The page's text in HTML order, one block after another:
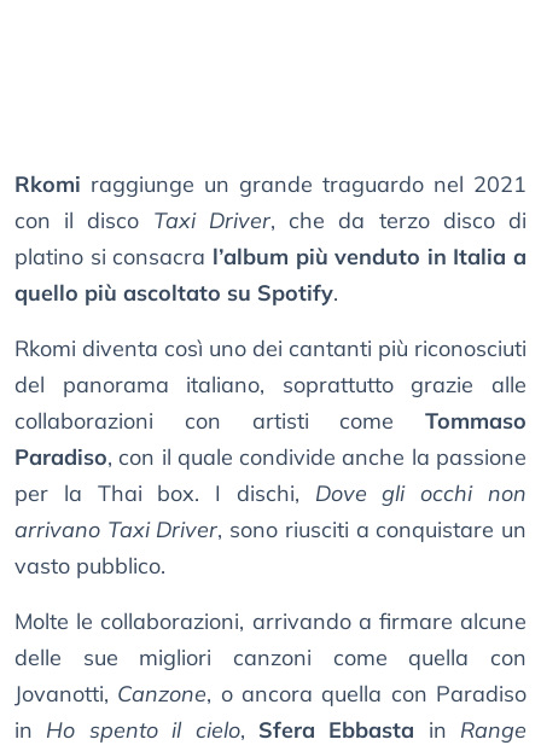
Rkomi raggiunge un grande traguardo nel 2021
con il disco Taxi Driver, che da terzo disco di
platino si consacra l’album più venduto in Italia a
quello più ascoltato su Spotify.
Rkomi diventa così uno dei cantanti più riconosciuti
del panorama italiano, soprattutto grazie alle
collaborazioni con artisti come Tommaso
Paradiso, con il quale condivide anche la passione
per la Thai box. I dischi, Dove gli occhi non
arrivano Taxi Driver, sono riusciti a conquistare un
vasto pubblico.
Molte le collaborazioni, arrivando a firmare alcune
delle sue migliori canzoni come quella con
Jovanotti, Canzone, o ancora quella con Paradiso
in Ho spento il cielo, Sfera Ebbasta in Range